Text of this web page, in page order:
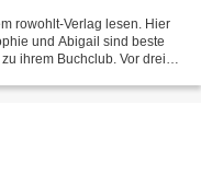
rowohlt-Verlag lesen. Hier
und Abigail sind beste
ihrem Buchclub. Vor drei